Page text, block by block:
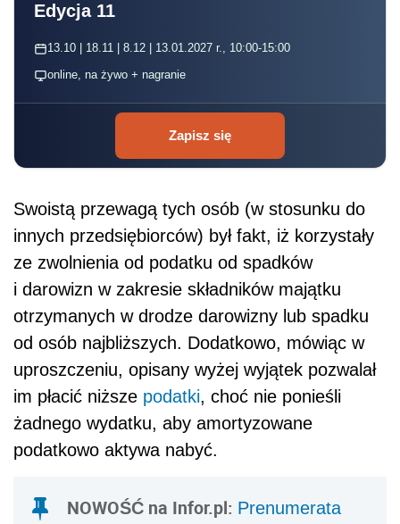
Edycja 11
13.10 | 18.11 | 8.12 | 13.01.2027 r., 10:00-15:00
online, na żywo + nagranie
Zapisz się
Swoistą przewagą tych osób (w stosunku do
innych przedsiębiorców) był fakt, iż korzystały
ze zwolnienia od podatku od spadków
i darowizn w zakresie składników majątku
otrzymanych w drodze darowizny lub spadku
od osób najbliższych. Dodatkowo, mówiąc w
uproszczeniu, opisany wyżej wyjątek pozwalał
im płacić niższe podatki, choć nie ponieśli
żadnego wydatku, aby amortyzowane
podatkowo aktywa nabyć.
NOWOŚĆ na Infor.pl: Prenumerata